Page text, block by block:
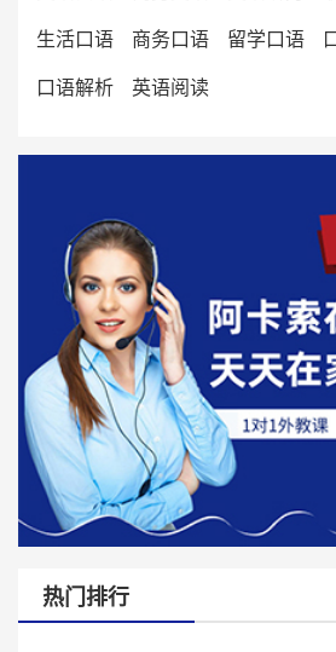
生活口语 商务口语 留学口语
口语解析 英语阅读
热门排行